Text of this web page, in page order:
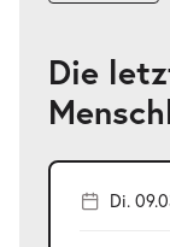
Die
Di.